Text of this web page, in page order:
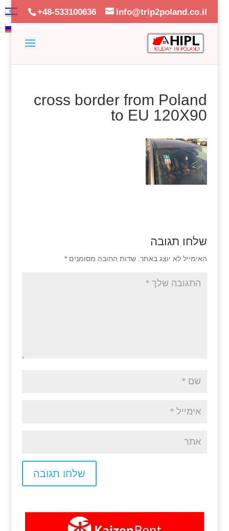
+48-533100636 info@trip2poland.co.il
cross border from Poland
to EU 120X90
שלחו תגובה
האימייל לא יוצג באתר. שדות החובה מסומנים *